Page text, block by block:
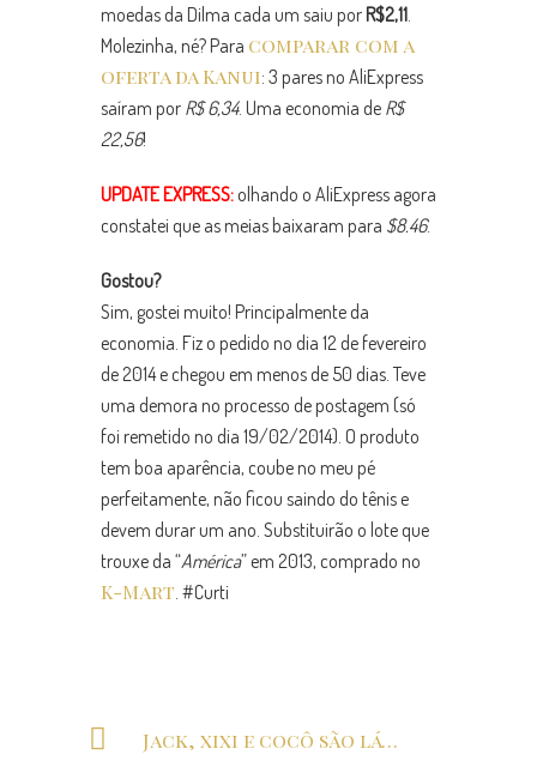
moedas da Dilma cada um saiu por R$2,11
Molezinha, né? Para comparar com a
oferta da Kanui: 3 pares no AliExpress
saíram por R$ 6,34. Uma economia de R$
22,56!
UPDATE EXPRESS: olhando o AliExpress agora
constatei que as meias baixaram para $8.46.
Gostou?
Sim, gostei muito! Principalmente da
economia. Fiz o pedido no dia 12 de fevereiro
de 2014 e chegou em menos de 50 dias. Teve
uma demora no processo de postagem (só
foi remetido no dia 19/02/2014). O produto
tem boa aparência, coube no meu pé
perfeitamente, não ficou saindo do tênis e
devem durar um ano. Substituirão o lote que
trouxe da “América” em 2013, comprado no
K-Mart . #Curti
Jack, xixi e cocô são lá fora!